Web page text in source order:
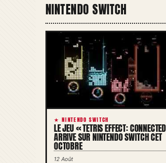
NINTENDO SWITCH
★ NINTENDO SWITCH
LE JEU « TETRIS EFFECT:
ARRIVE SUR NINTENDO SWITCH CET
OCTOBRE
12 Août